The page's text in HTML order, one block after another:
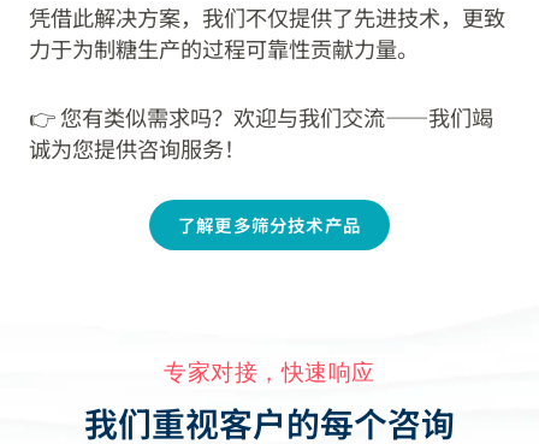
凭借此解决方案，我们不仅提供了先进技术，更致
力于为制糖生产的过程可靠性贡献力量。
👉 您有类似需求吗？欢迎与我们交流——我们竭
诚为您提供咨询服务！
了解更多筛分技术产品
专家对接，快速响应
我们重视客户的每个咨询